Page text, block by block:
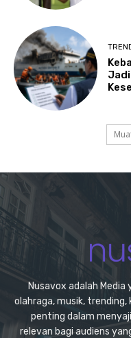
Jadi
Nusavox adalah
olahraga, musik, trending,
penting dalam
relevan bagi audiens